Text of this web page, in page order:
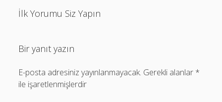
İlk Yorumu Siz Yapın
Bir yanıt yazın
E-posta adresiniz yayınlanmayacak. Gerekli alanlar *
ile işaretlenmişlerdir